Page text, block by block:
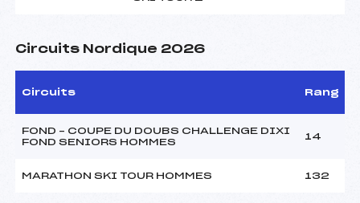
Circuits Nordique 2026
Circuits Rang
FOND – COUPE DU DOUBS CHALLENGE DIXI
FOND SENIORS HOMMES
14
MARATHON SKI TOUR HOMMES 132